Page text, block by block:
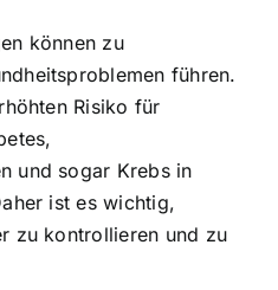
können zu
führen.
Risiko für
und sogar Krebs in
ist es wichtig,
zu kontrollieren und zu